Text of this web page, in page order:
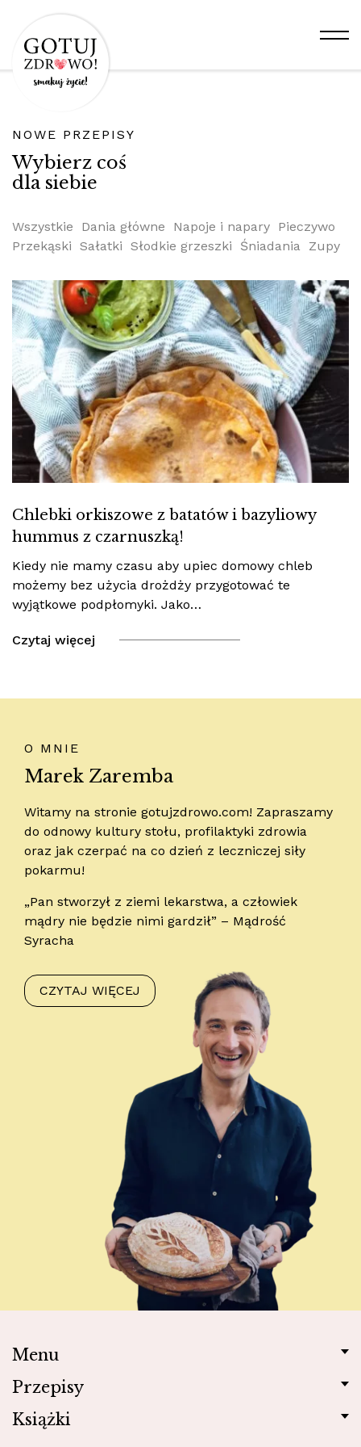
Wybierz coś
dla siebie
NOWE PRZEPISY
Wszystkie Dania główne Napoje i napary Pieczywo
Przekąski Sałatki Słodkie grzeszki Śniadania Zupy
Chlebki orkiszowe z batatów i bazyliowy
hummus z czarnuszką!
Kiedy nie mamy czasu aby upiec domowy chleb
możemy bez użycia drożdży przygotować te
wyjątkowe podpłomyki. Jako…
Czytaj więcej
Marek Zaremba
O MNIE
Witamy na stronie gotujzdrowo.com! Zapraszamy
do odnowy kultury stołu, profilaktyki zdrowia
oraz jak czerpać na co dzień z leczniczej siły
pokarmu!
„Pan stworzył z ziemi lekarstwa, a człowiek
mądry nie będzie nimi gardził” – Mądrość
Syracha
CZYTAJ WIĘCEJ
Menu
Przepisy
Książki